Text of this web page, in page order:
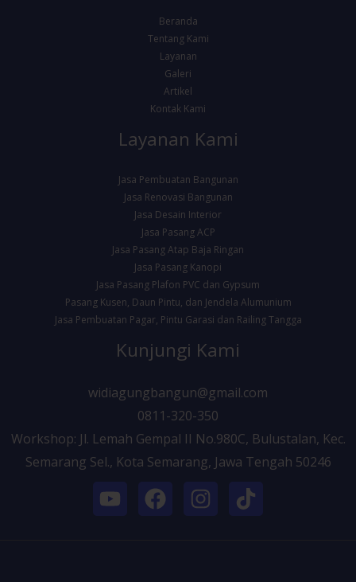
Beranda
Tentang Kami
Layanan
Galeri
Artikel
Kontak Kami
Layanan Kami
Jasa Pembuatan Bangunan
Jasa Renovasi Bangunan
Jasa Desain Interior
Jasa Pasang ACP
Jasa Pasang Atap Baja Ringan
Jasa Pasang Kanopi
Jasa Pasang Plafon PVC dan Gypsum
Pasang Kusen, Daun Pintu, dan Jendela Alumunium
Jasa Pembuatan Pagar, Pintu Garasi dan Railing Tangga
Kunjungi Kami
widiagungbangun@gmail.com
0811-320-350
Workshop: Jl. Lemah Gempal II No.980C, Bulustalan, Kec.
Semarang Sel., Kota Semarang, Jawa Tengah 50246